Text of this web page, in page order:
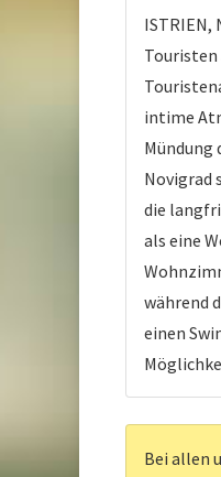
ISTRIEN,
Touristen
intime
Mündung
Novigrad
die
als eine
während
einen
Bei allen